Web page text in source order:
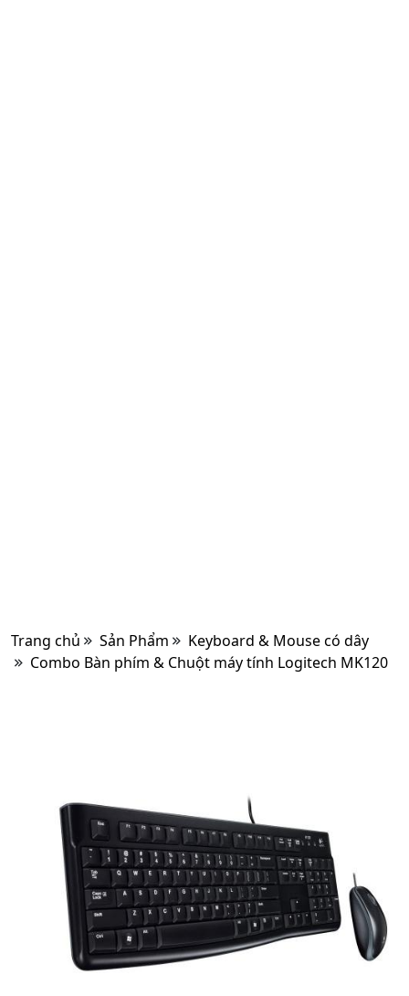
Trang chủ Sản Phẩm
Keyboard & Mouse có dây
Combo Bàn phím & Chuột máy tính Logitech MK120